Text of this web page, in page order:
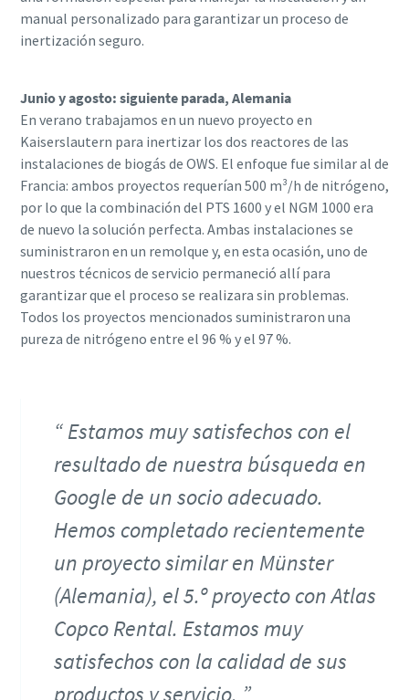
manual personalizado para garantizar un proceso de
inertización seguro.
Junio y agosto: siguiente parada, Alemania
En verano trabajamos en un nuevo proyecto en
Kaiserslautern para inertizar los dos reactores de las
instalaciones de biogás de OWS. El enfoque fue similar al de
Francia: ambos proyectos requerían 500 m³/h de nitrógeno,
por lo que la combinación del PTS 1600 y el NGM 1000 era
de nuevo la solución perfecta. Ambas instalaciones se
suministraron en un remolque y, en esta ocasión, uno de
nuestros técnicos de servicio permaneció allí para
garantizar que el proceso se realizara sin problemas.
Todos los proyectos mencionados suministraron una
pureza de nitrógeno entre el 96 % y el 97 %.
Estamos muy satisfechos con el
resultado de nuestra búsqueda en
Google de un socio adecuado.
Hemos completado recientemente
un proyecto similar en Münster
(Alemania), el 5.º proyecto con Atlas
Copco Rental. Estamos muy
satisfechos con la calidad de sus